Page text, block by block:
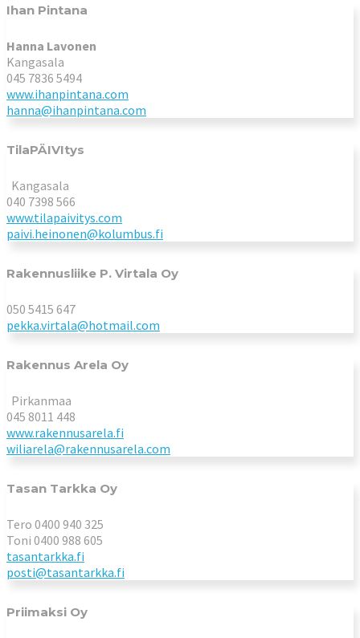
Ihan Pintana
Hanna Lavonen
Kangasala
045 7836 5494
www.ihanpintana.com
hanna@ihanpintana.com
TilaPÄIVItys
Kangasala
040 7398 566
www.tilapaivitys.com
paivi.heinonen@kolumbus.fi
Rakennusliike P. Virtala Oy
050 5415 647
pekka.virtala@hotmail.com
Rakennus Arela Oy
Pirkanmaa
045 8011 448
www.rakennusarela.fi
wiliarela@rakennusarela.com
Tasan Tarkka Oy
Tero 0400 940 325
Toni 0400 988 605
tasantarkka.fi
posti@tasantarkka.fi
Priimaksi Oy